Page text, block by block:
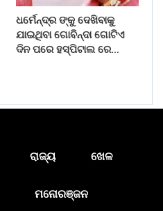
ଧର୍ମେନ୍ଦ୍ର ଙ୍କୁ ଦେଖିବାକୁ
ଯାଇଥିବା ଗୋବିନ୍ଦା ଗୋଟିଏ
ଦିନ ପରେ ହସ୍ପିଟାଲ ରେ…
ରାଜ୍ୟ ଖେଳ
ମନୋରଞ୍ଜନ